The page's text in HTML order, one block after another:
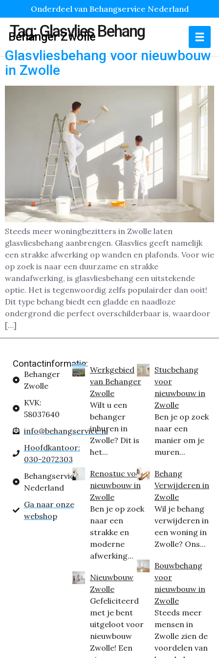
Onderdeel van Behangservice Nederland
Behanger Zwolle
Tag:Glasvlies Behang
Glasvliesbehang voor nieuwbouw
in Zwolle
Steeds meer woningbezitters in Zwolle laten
glasvliesbehang aanbrengen. Glasvlies geeft namelijk
een strakke afwerking op wanden en plafonds. Voor wie
op zoek is naar een duurzame en strakke
wandafwerking, is glasvliesbehang een uitstekende
optie. Het is tegenwoordig zelfs populairder dan ooit!
Dit type behang biedt een gladde en naadloze
ondergrond die perfect overschilderbaar is, waardoor
[…]
Contactinformatie:
Behanger
Zwolle
KVK:
58037640
info@behangservice.nl
Hoofdkantoor:
030-2072303
Behangservice
Nederland
Ga naar onze
webshop
Werkgebied
van Behanger
Zwolle
Wilt u een
behanger
inhuren in
Zwolle? Dit is
het...
Renostuc voor
nieuwbouw in
Zwolle
Ben je op zoek
naar een
strakke en
moderne
afwerking...
Nieuwbouw
Zwolle
Gefeliciteerd
met je bent
uitgeloot voor
nieuwbouw
Zwolle! Een
Stucbehang
voor
nieuwbouw in
Zwolle
Ben je op zoek
naar een
manier om je
muren...
Behang
Verwijderen in
Zwolle
Wil je behang
verwijderen in
een woning in
Zwolle? Ons...
Bouwbehang
voor
nieuwbouw in
Zwolle
Steeds meer
mensen in
Zwolle zien de
voordelen van